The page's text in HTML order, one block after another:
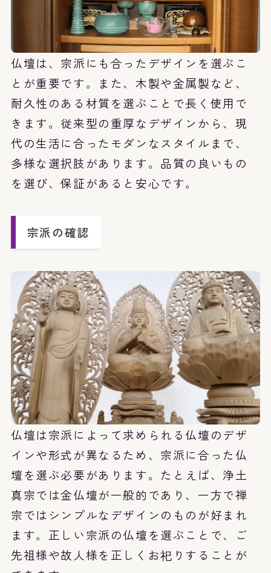
仏壇は、宗派にも合ったデザインを選ぶこ
とが重要です。また、木製や金属製など、
耐久性のある材質を選ぶことで長く使用で
きます。従来型の重厚なデザインから、現
代の生活に合ったモダンなスタイルまで、
多様な選択肢があります。品質の良いもの
を選び、保証があると安心です。
宗派の確認
仏壇は宗派によって求められる仏壇のデザ
インや形式が異なるため、宗派に合った仏
壇を選ぶ必要があります。たとえば、浄土
真宗では金仏壇が一般的であり、一方で禅
宗ではシンプルなデザインのものが好まれ
ます。正しい宗派の仏壇を選ぶことで、ご
先祖様や故人様を正しくお祀りすることが